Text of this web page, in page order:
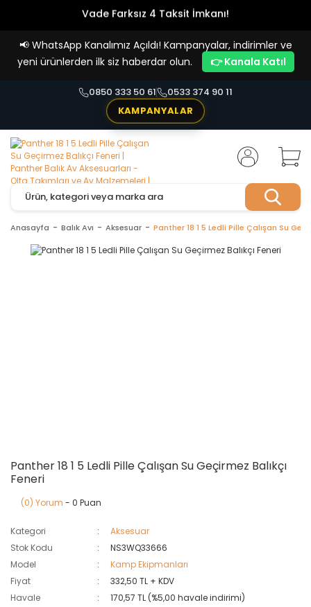
Vade Farksız 4 Taksit İmkanı!
📢 WhatsApp Kanalımız Açıldı! Kampanyalar, indirimler ve
yeni ürünlerden ilk siz haberdar olun.
👉 Kanala Katıl
0850 333 50 61
0533 374 90 11
KAMPANYALAR
Anasayfa Balık Avı Aksesuar Panther 18 1 5 Ledli Pille Çalışan Su
Panther 18 1 5 Ledli Pille Çalışan Su Geçirmez Balıkçı
Feneri
(0) Yorum - 0 Puan
Kategori
Aksesuar
Stok Kodu
NS3WQ33666
Model
Kamp Ekipmanları
Fiyat
332,50 TL + KDV
Havale
170,57 TL (%5,00 havale indirimi)